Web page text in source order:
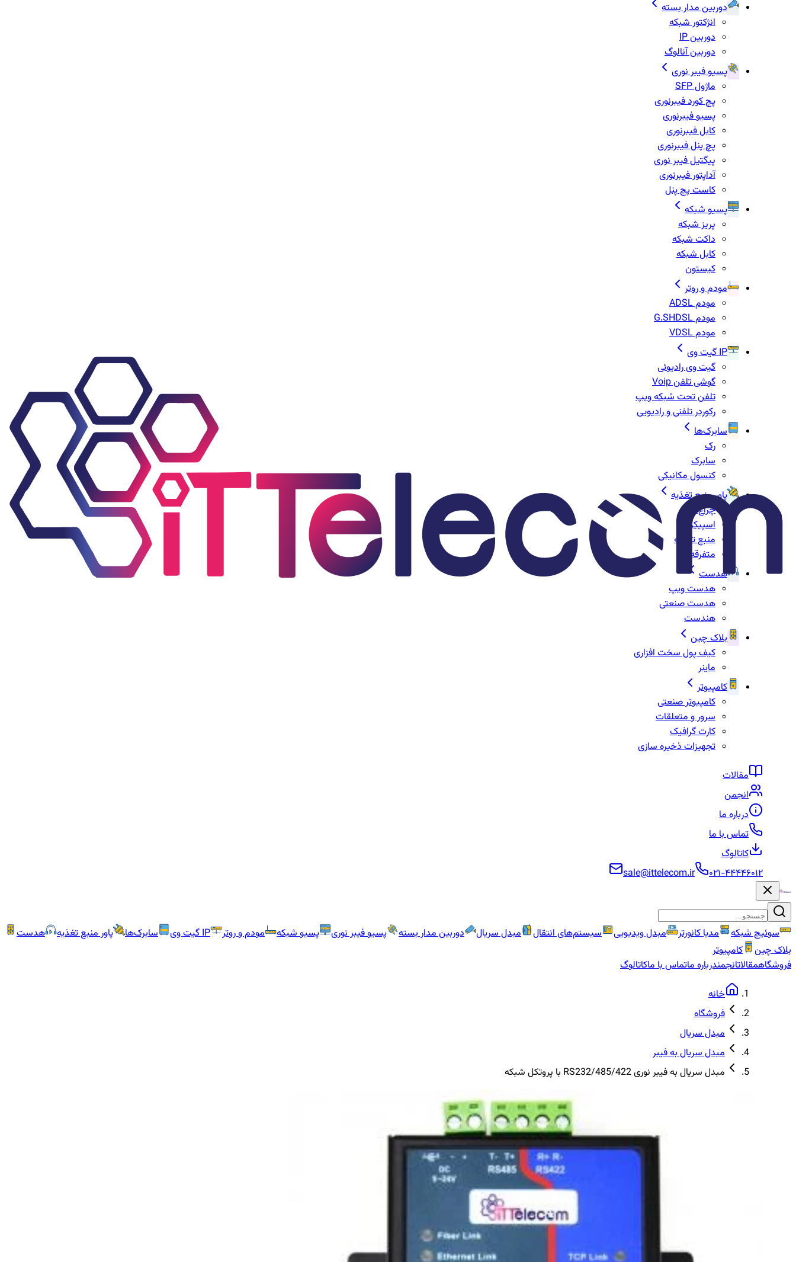
دوربین مدار بسته
انژکتور شبکه
دوربین IP
دوربین آنالوگ
پسیو فیبر نوری
ماژول SFP
پچ کورد فیبرنوری
پسیو فیبرنوری
کابل فیبرنوری
پچ پنل فیبرنوری
پیگتیل فیبر نوری
آداپتور فیبرنوری
کاست پچ پنل
پسیو شبکه
پریز شبکه
داکت شبکه
کابل شبکه
کیستون
مودم و روتر
مودم ADSL
مودم G.SHDSL
مودم VDSL
IP گیت وی
گیت وی رادیوئی
گوشی تلفن Voip
تلفن تحت شبکه ویپ
رکوردر تلفنی و رادیویی
سابرک‌ها
رک
سابرک
کنسول مکانیکی
پاور منبع تغذیه
چراغ‌ها
اسپیکر
منبع تغذیه
متفرقه
هدست
هدست ویپ
هدست صنعتی
هندست
بلاک چین
کیف پول سخت افزاری
ماینر
کامپیوتر
کامپیوتر صنعتی
سرور و متعلقات
کارت گرافیک
تجهیزات ذخیره سازی
مقالات
انجمن
درباره ما
تماس با ما
کاتالوگ
۰۲۱-۴۴۴۴۶۰۱۲
sale@ittelecom.ir
سوئیچ شبکه مدیا کانورتر مبدل ویدیویی سیستم‌های انتقال مبدل سریال دوربین مدار بسته پسیو فیبر نوری پسیو شبکه مودم و روتر IP گیت وی سابرک‌ها پاور منبع تغذیه
هدست
بلاک چین
کامپیوتر
فروشگاهمقالاتانجمندرباره ماتماس با ماکاتالوگ
خانه
فروشگاه
مبدل سریال
مبدل سریال به فیبر
مبدل سریال به فیبر نوری RS232/485/422 با پروتکل شبکه